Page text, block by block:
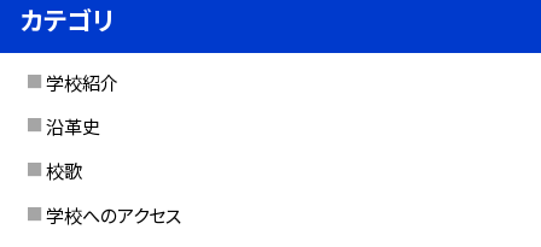
カテゴリ
学校紹介
沿革史
校歌
学校へのアクセス